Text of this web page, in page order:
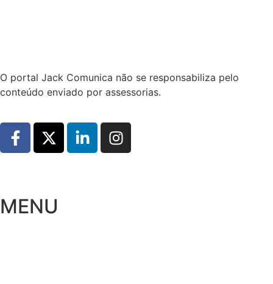
O portal Jack Comunica não se responsabiliza pelo
conteúdo enviado por assessorias.
MENU